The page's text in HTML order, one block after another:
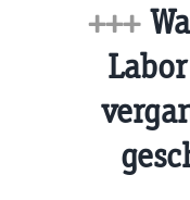
+++